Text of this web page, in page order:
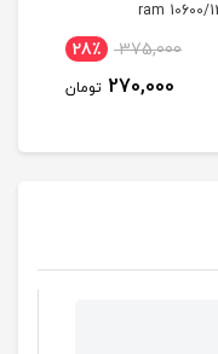
DVD Writer Slim 9.5mm
ناموجود